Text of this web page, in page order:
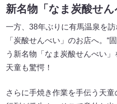
新名物「なま炭酸せん
一方、38年ぶりに有馬温泉を
「炭酸せんべい」のお店へ。“
う新名物「なま炭酸せんべい
天童も驚愕！
さらに手焼き作業を手伝う天